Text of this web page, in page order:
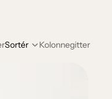
Sortér Kolonnegitter